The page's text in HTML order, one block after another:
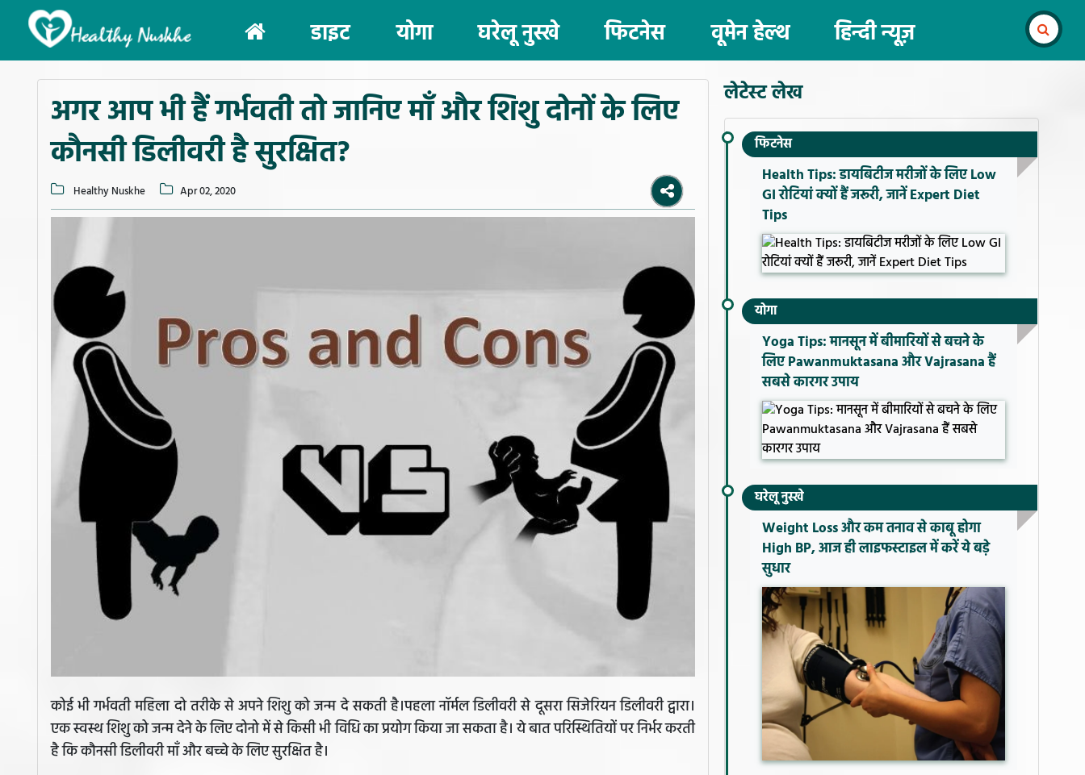
(current)
डाइट योगा घरेलू नुस्खे फिटनेस वूमेन हेल्थ हिन्दी न्यूज़
अगर आप भी हैं गर्भवती तो जानिए माँ और शिशु दोनों के लिए
कौनसी डिलीवरी है सुरक्षित?
Healthy Nuskhe Apr 02, 2020
कोई भी गर्भवती महिला दो तरीके से अपने शिशु को जन्म दे सकती है।पहला नॉर्मल डिलीवरी से दूसरा सिजेरियन डिलीवरी द्वारा।
एक स्वस्थ शिशु को जन्म देने के लिए दोनो में से किसी भी विधि का प्रयोग किया जा सकता है। ये बात परिस्थितियों पर निर्भर करती
है कि कौनसी डिलीवरी माँ और बच्चे के लिए सुरक्षित है।
लेटेस्ट लेख
फिटनेस
Health Tips: डायबिटीज मरीजों के लिए Low
GI रोटियां क्यों हैं जरूरी, जानें Expert Diet
Tips
योगा
Yoga Tips: मानसून में बीमारियों से बचने के
लिए Pawanmuktasana और Vajrasana हैं
सबसे कारगर उपाय
घरेलू नुस्खे
Weight Loss और कम तनाव से काबू होगा
High BP, आज ही लाइफस्टाइल में करें ये बड़े
सुधार